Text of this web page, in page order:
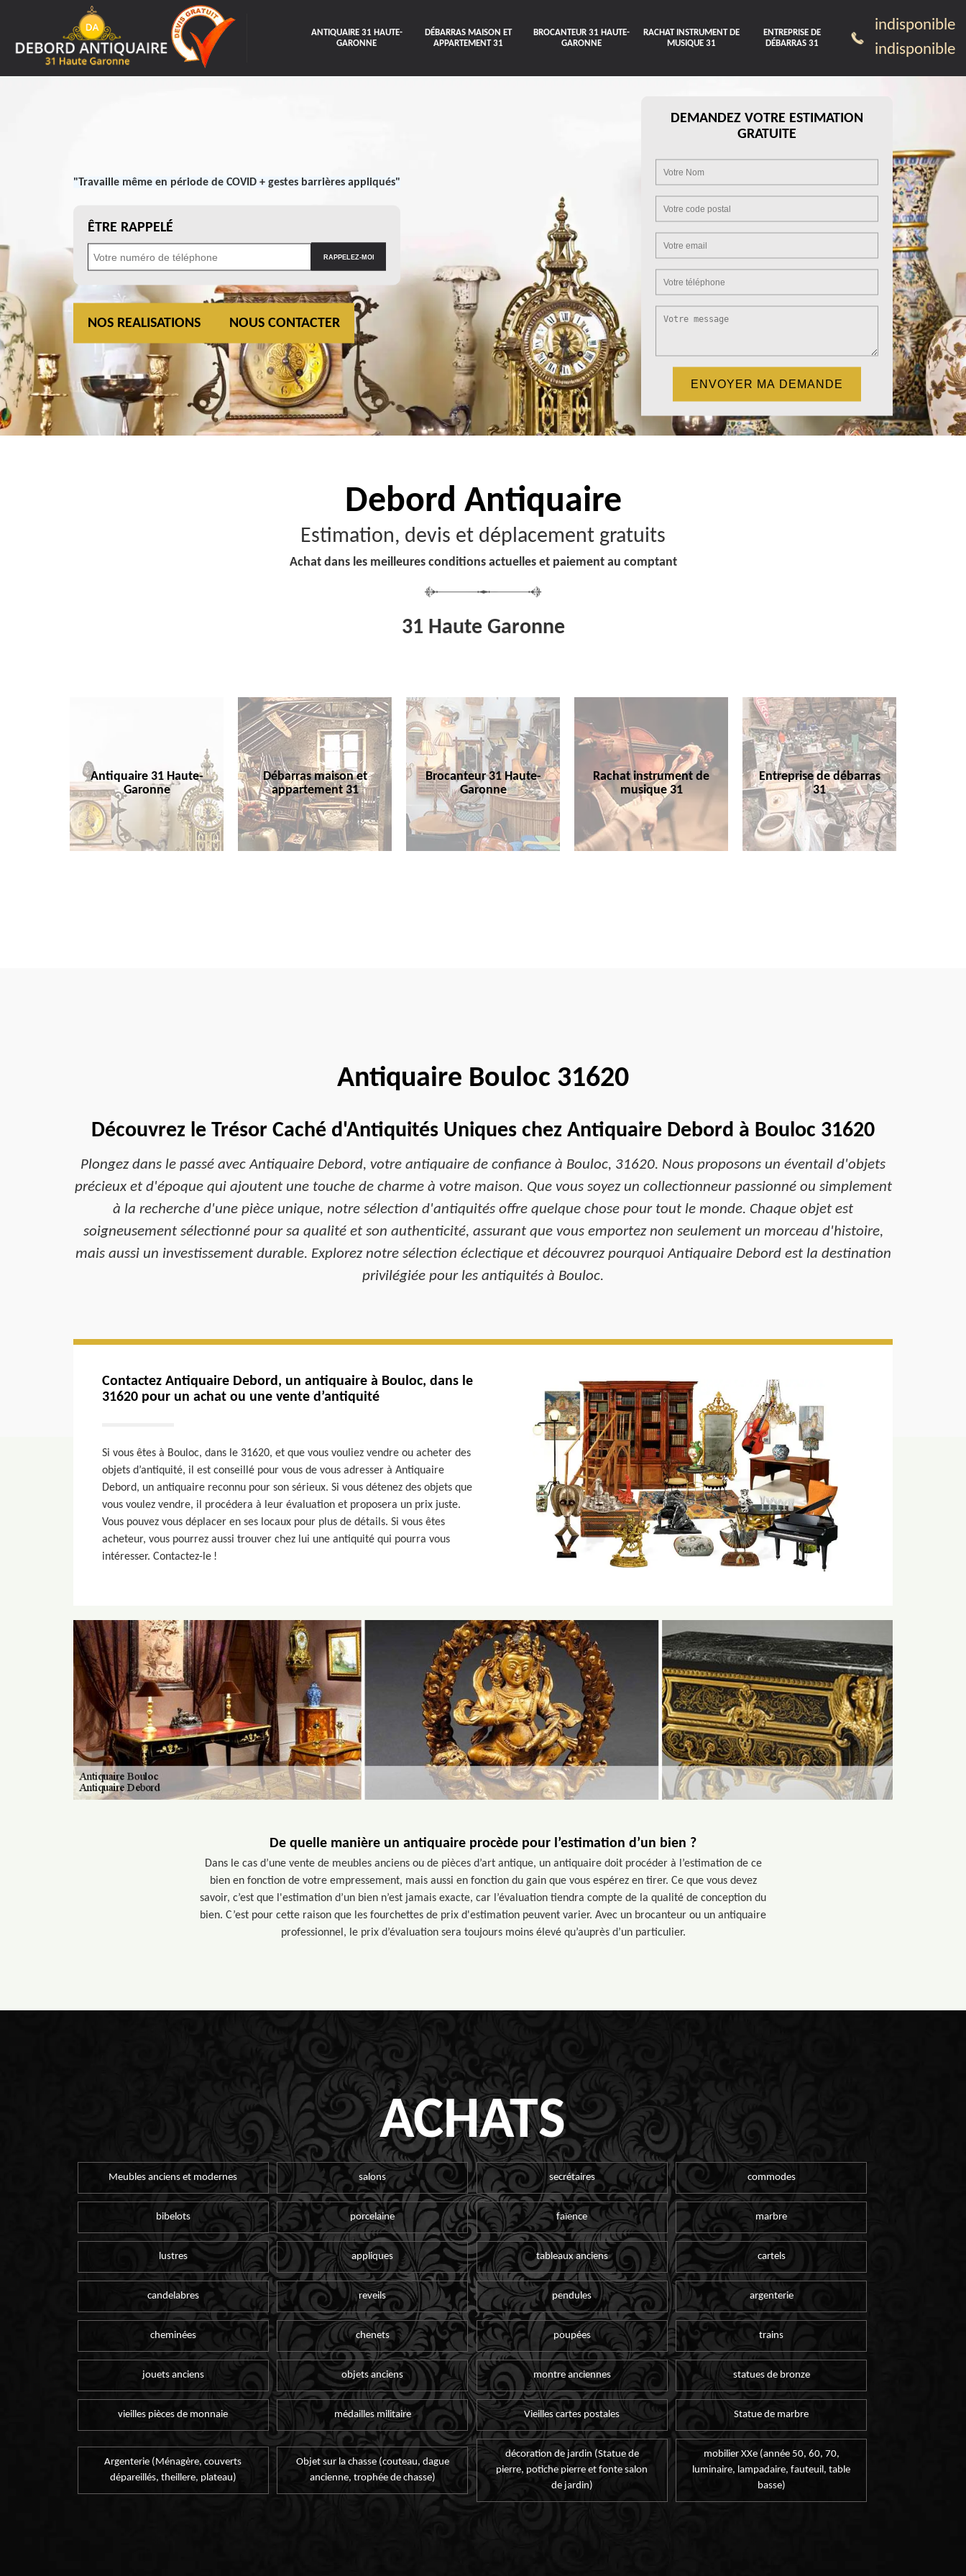
ANTIQUAIRE 31 HAUTE-
GARONNE
DÉBARRAS MAISON ET
APPARTEMENT 31
BROCANTEUR 31 HAUTE-
GARONNE
RACHAT INSTRUMENT DE
MUSIQUE 31
ENTREPRISE DE
DÉBARRAS 31
indisponible
indisponible
"Travaille même en période de COVID + gestes barrières appliqués"
ÊTRE RAPPELÉ
NOS REALISATIONS NOUS CONTACTER
DEMANDEZ VOTRE ESTIMATION
GRATUITE
Debord Antiquaire
Estimation, devis et déplacement gratuits
Achat dans les meilleures conditions actuelles et paiement au comptant
31 Haute Garonne
Antiquaire 31 Haute-
Garonne
Débarras maison et
appartement 31
Brocanteur 31 Haute-
Garonne
Rachat instrument de
musique 31
Entreprise de débarras
31
Antiquaire Bouloc 31620
Découvrez le Trésor Caché d'Antiquités Uniques chez Antiquaire Debord à Bouloc 31620
Plongez dans le passé avec Antiquaire Debord, votre antiquaire de confiance à Bouloc, 31620. Nous proposons un éventail d'objets
précieux et d'époque qui ajoutent une touche de charme à votre maison. Que vous soyez un collectionneur passionné ou simplement
à la recherche d'une pièce unique, notre sélection d'antiquités offre quelque chose pour tout le monde. Chaque objet est
soigneusement sélectionné pour sa qualité et son authenticité, assurant que vous emportez non seulement un morceau d'histoire,
mais aussi un investissement durable. Explorez notre sélection éclectique et découvrez pourquoi Antiquaire Debord est la destination
privilégiée pour les antiquités à Bouloc.
Contactez Antiquaire Debord, un antiquaire à Bouloc, dans le
31620 pour un achat ou une vente d’antiquité
Si vous êtes à Bouloc, dans le 31620, et que vous vouliez vendre ou acheter des
objets d’antiquité, il est conseillé pour vous de vous adresser à Antiquaire
Debord, un antiquaire reconnu pour son sérieux. Si vous détenez des objets que
vous voulez vendre, il procédera à leur évaluation et proposera un prix juste.
Vous pouvez vous déplacer en ses locaux pour plus de détails. Si vous êtes
acheteur, vous pourrez aussi trouver chez lui une antiquité qui pourra vous
intéresser. Contactez-le !
De quelle manière un antiquaire procède pour l’estimation d’un bien ?
Dans le cas d’une vente de meubles anciens ou de pièces d’art antique, un antiquaire doit procéder à l’estimation de ce
bien en fonction de votre empressement, mais aussi en fonction du gain que vous espérez en tirer. Ce que vous devez
savoir, c’est que l'estimation d’un bien n’est jamais exacte, car l’évaluation tiendra compte de la qualité de conception du
bien. C’est pour cette raison que les fourchettes de prix d'estimation peuvent varier. Avec un brocanteur ou un antiquaire
professionnel, le prix d’évaluation sera toujours moins élevé qu’auprès d’un particulier.
ACHATS
Meubles anciens et modernes salons secrétaires commodes
bibelots porcelaine faïence marbre
lustres appliques tableaux anciens cartels
candelabres reveils pendules argenterie
cheminées chenets poupées trains
jouets anciens objets anciens montre anciennes statues de bronze
vieilles pièces de monnaie médailles militaire Vieilles cartes postales Statue de marbre
Argenterie (Ménagère, couverts
dépareillés, theillere, plateau)
Objet sur la chasse (couteau, dague
ancienne, trophée de chasse)
décoration de jardin (Statue de
pierre, potiche pierre et fonte salon
de jardin)
mobilier XXe (année 50, 60, 70,
luminaire, lampadaire, fauteuil, table
basse)